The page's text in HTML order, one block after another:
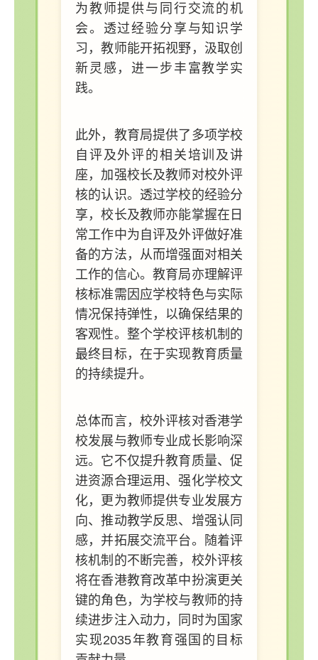
为教师提供与同行交流的机
会。透过经验分享与知识学
习，教师能开拓视野，汲取创
新灵感，进一步丰富教学实
践。
此外，教育局提供了多项学校
自评及外评的相关培训及讲
座，加强校长及教师对校外评
核的认识。透过学校的经验分
享，校长及教师亦能掌握在日
常工作中为自评及外评做好准
备的方法，从而增强面对相关
工作的信心。教育局亦理解评
核标准需因应学校特色与实际
情况保持弹性，以确保结果的
客观性。整个学校评核机制的
最终目标，在于实现教育质量
的持续提升。
总体而言，校外评核对香港学
校发展与教师专业成长影响深
远。它不仅提升教育质量、促
进资源合理运用、强化学校文
化，更为教师提供专业发展方
向、推动教学反思、增强认同
感，并拓展交流平台。随着评
核机制的不断完善，校外评核
将在香港教育改革中扮演更关
键的角色，为学校与教师的持
续进步注入动力，同时为国家
实现2035年教育强国的目标